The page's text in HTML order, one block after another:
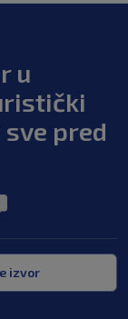
u
pred
izvor